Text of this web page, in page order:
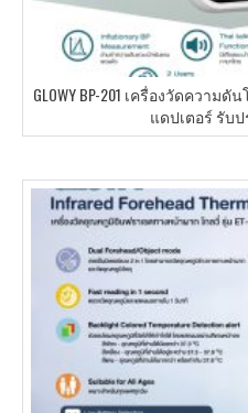
GLOWY BP-201 เครื่องวัดควา
แดปเตอร์ รับ